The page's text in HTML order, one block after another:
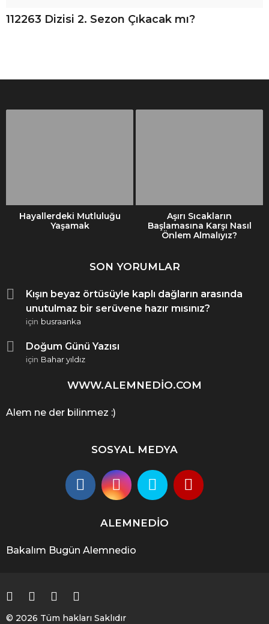
112263 Dizisi 2. Sezon Çıkacak mı?
Hayallerdeki Mutluluğu
Yaşamak
Aşırı Sıcakların
Başlamasına Karşı Nasıl
Önlem Almalıyız?
SON YORUMLAR
Kışın beyaz örtüsüyle kaplı dağların arasında
unutulmaz bir serüvene hazır mısınız?
için busraanka
Doğum Günü Yazısı
için Bahar yıldız
WWW.ALEMNEDIO.COM
Alem ne der bilinmez :)
SOSYAL MEDYA
ALEMNEDIO
Bakalım Bugün Alemnedio
© 2026 Tüm hakları Saklıdır